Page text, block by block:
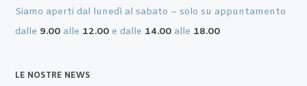
Siamo aperti dal lunedì al sabato – solo su appuntamento
dalle 9.00 alle 12.00 e dalle 14.00 alle 18.00
LE NOSTRE NEWS